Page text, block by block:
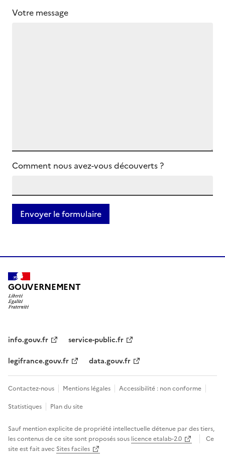
Votre message
Comment nous avez-vous découverts ?
GOUVERNEMENT
info.gouv.fr
service-public.fr
legifrance.gouv.fr
data.gouv.fr
Contactez-nous Mentions légales
Accessibilité : non conforme
Statistiques
Plan du site
Sauf mention explicite de propriété intellectuelle détenue par des tiers,
les contenus de ce site sont proposés sous licence etalab-2.0
Ce
site est fait avec Sites faciles